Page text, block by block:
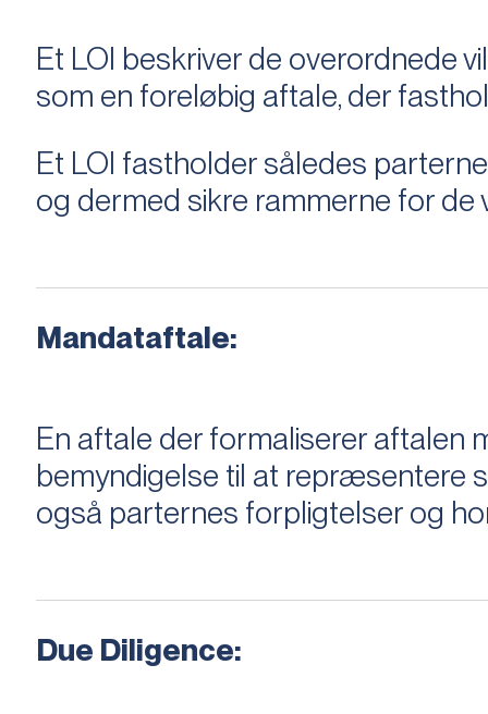
Et LOI beskriver de overordnede
som en foreløbig aftale, der
Et LOI fastholder således
og dermed sikre rammerne for de
Mandataftale:
En aftale der formaliserer
bemyndigelse til at repræsentere
også parternes forpligtelser og
Due Diligence: